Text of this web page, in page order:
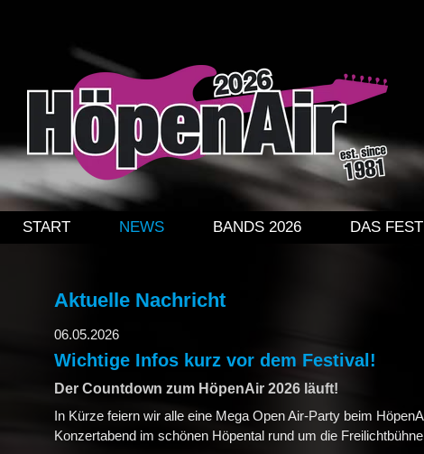
NAVIGATION ÜBERSPRINGEN
START NEWS BANDS 2026 DAS
Aktuelle Nachricht
06.05.2026
Wichtige Infos kurz vor dem Festival!
Der Countdown zum HöpenAir 2026 läuft!
In Kürze feiern wir alle eine Mega Open Air-Party beim
Konzertabend im schönen Höpental rund um die
PREISE + VERPFLEGUNG
ÜBERNACHTUNG
KINDERPROGRAMM
ÜBER DAS FESTIVAL
GALERIE HÖPENAIR 2024
GALERIE HÖPENAIR 2022